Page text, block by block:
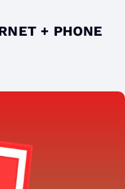
+ PHONE